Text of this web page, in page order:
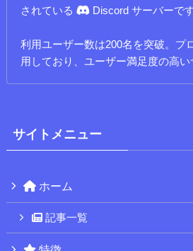
されている
Discord サーバーです
利用ユーザー数は200名を突破。プ
用しており、ユーザー満足度の高い
サイトメニュー
ホーム
記事一覧